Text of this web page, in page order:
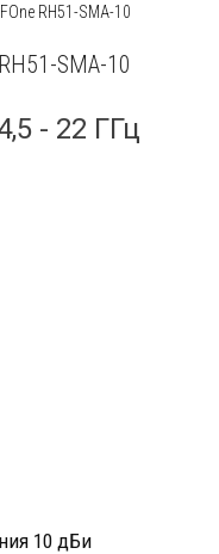
RH51-SMA-10
SMA-10
- 22 ГГц
10 дБи